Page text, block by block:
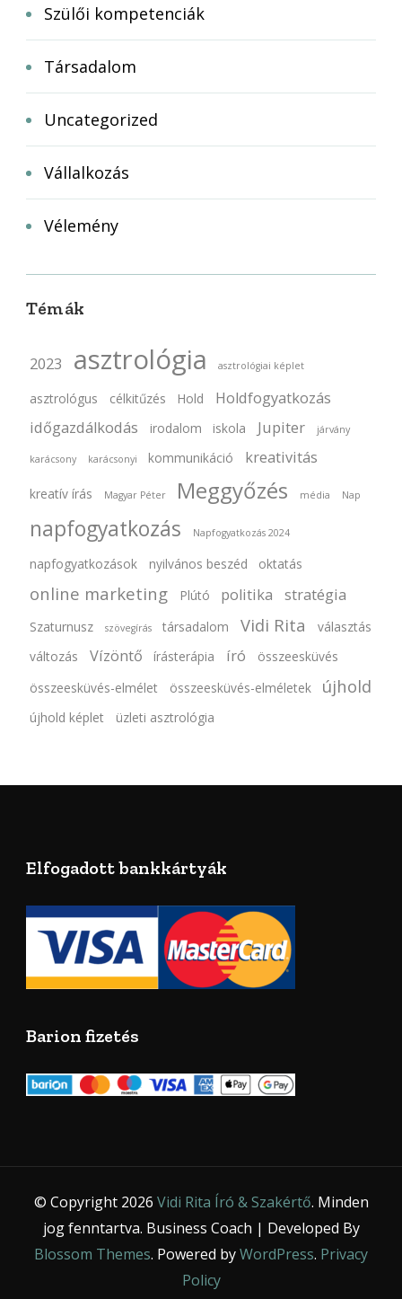
Szülői kompetenciák
Társadalom
Uncategorized
Vállalkozás
Vélemény
Témák
2023 asztrológia asztrológiai képlet
asztrológus célkitűzés Hold
Holdfogyatkozás
időgazdálkodás
irodalom iskola Jupiter járvány
karácsony karácsonyi kommunikáció kreativitás
kreatív írás Magyar Péter Meggyőzés média Nap
napfogyatkozás Napfogyatkozás 2024
napfogyatkozások nyilvános beszéd oktatás
online marketing Plútó politika stratégia
Szaturnusz szövegírás társadalom Vidi Rita
választás
változás
Vízöntő írásterápia író
összeesküvés
összeesküvés-elmélet
összeesküvés-elméletek újhold
újhold képlet üzleti asztrológia
Elfogadott bankkártyák
Barion fizetés
© Copyright 2026 Vidi Rita Író & Szakértő. Minden
jog fenntartva. Business Coach | Developed By
Blossom Themes. Powered byWordPress. Privacy
Policy